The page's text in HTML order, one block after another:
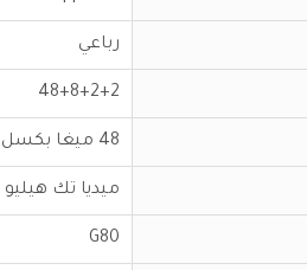
رباعي
48+8+2+2
48 ميغا بكسل
ميديا تك هيليو
G80